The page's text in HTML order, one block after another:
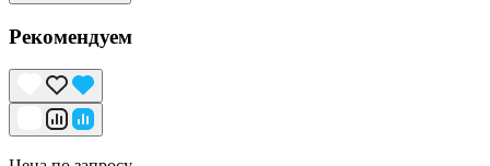
Рекомендуем